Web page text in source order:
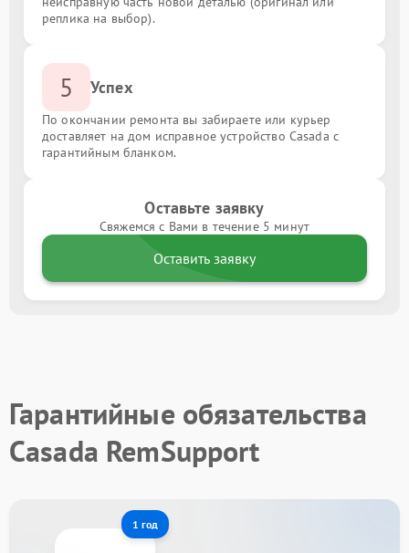
реплика на выбор).
5 Успех
По окончании ремонта вы забираете или курьер
доставляет на дом исправное устройство Casada с
гарантийным бланком.
Оставьте заявку
Свяжемся с Вами в течение 5 минут
Оставить заявку
Гарантийные обязательства
Casada RemSupport
1 год